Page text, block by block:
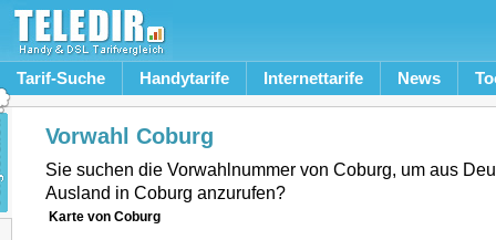
Tarif-Suche Handytarife Internettarife News
Vorwahl Coburg
Sie suchen die Vorwahlnummer von Coburg, um aus
Ausland in Coburg anzurufen?
Karte von Coburg